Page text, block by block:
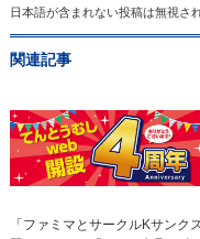
日本語が含まれない投稿は無視さ
関連記事
「ファミマとサークルKサン